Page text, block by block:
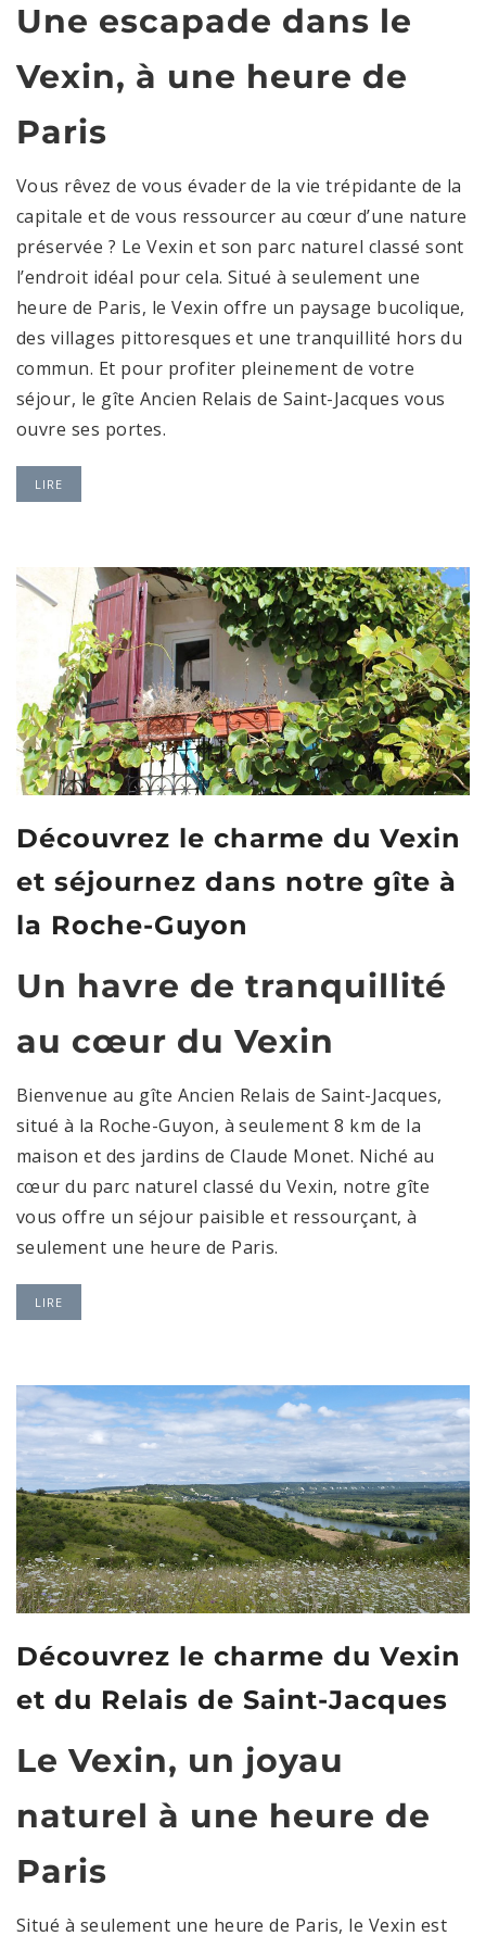
Une escapade dans le
Vexin, à une heure de
Paris
Vous rêvez de vous évader de la vie trépidante de la
capitale et de vous ressourcer au cœur d’une nature
préservée ? Le Vexin et son parc naturel classé sont
l’endroit idéal pour cela. Situé à seulement une
heure de Paris, le Vexin offre un paysage bucolique,
des villages pittoresques et une tranquillité hors du
commun. Et pour profiter pleinement de votre
séjour, le gîte Ancien Relais de Saint-Jacques vous
ouvre ses portes.
LIRE
Découvrez le charme du Vexin
et séjournez dans notre gîte à
la Roche-Guyon
Un havre de tranquillité
au cœur du Vexin
Bienvenue au gîte Ancien Relais de Saint-Jacques,
situé à la Roche-Guyon, à seulement 8 km de la
maison et des jardins de Claude Monet. Niché au
cœur du parc naturel classé du Vexin, notre gîte
vous offre un séjour paisible et ressourçant, à
seulement une heure de Paris.
LIRE
Découvrez le charme du Vexin
et du Relais de Saint-Jacques
Le Vexin, un joyau
naturel à une heure de
Paris
Situé à seulement une heure de Paris, le Vexin est